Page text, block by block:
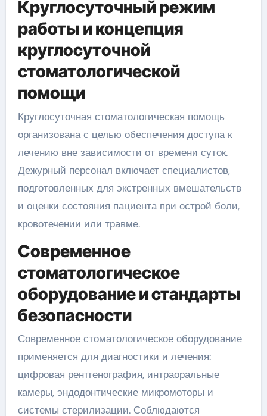
Круглосуточный режим
работы и концепция
круглосуточной
стоматологической
помощи
Круглосуточная стоматологическая помощь
организована с целью обеспечения доступа к
лечению вне зависимости от времени суток.
Дежурный персонал включает специалистов,
подготовленных для экстренных вмешательств
и оценки состояния пациента при острой боли,
кровотечении или травме.
Современное
стоматологическое
оборудование и стандарты
безопасности
Современное стоматологическое оборудование
применяется для диагностики и лечения:
цифровая рентгенография, интраоральные
камеры, эндодонтические микромоторы и
системы стерилизации. Соблюдаются